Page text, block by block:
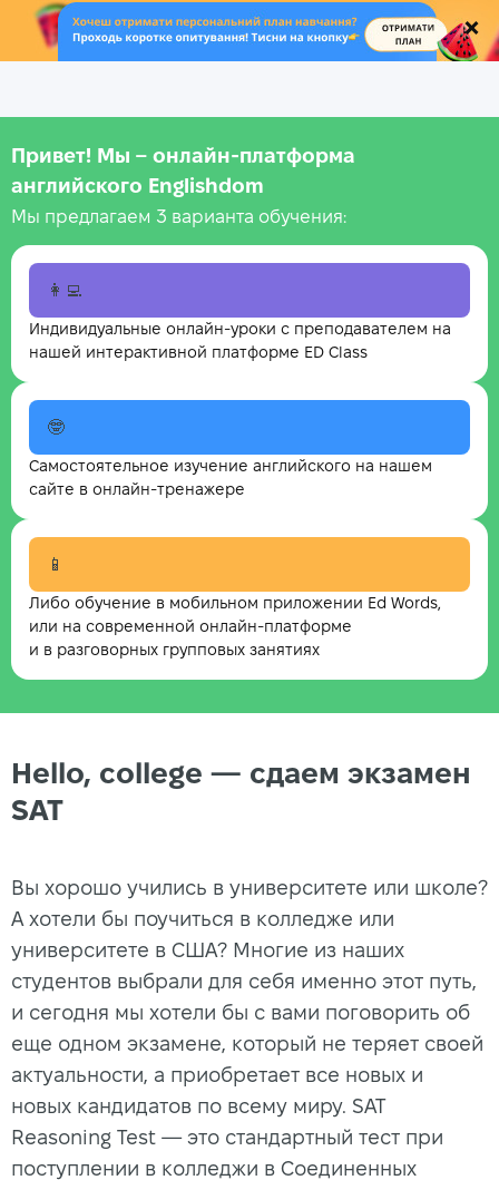
.
Привет! Мы – онлайн‑платформа
английского Englishdom
Мы предлагаем 3 варианта обучения:
👩‍💻
Индивидуальные онлайн-уроки с преподавателем на
нашей интерактивной платформе ED Class
🤓
Самостоятельное изучение английского на нашем
сайте в онлайн-тренажере
📱
Либо обучение в мобильном приложении Ed Words,
или на современной онлайн-платформе
и в разговорных групповых занятиях
Hello, college — сдаем экзамен
SAT
Вы хорошо учились в университете или школе?
А хотели бы поучиться в колледже или
университете в США? Многие из наших
студентов выбрали для себя именно этот путь,
и сегодня мы хотели бы с вами поговорить об
еще одном экзамене, который не теряет своей
актуальности, а приобретает все новых и
новых кандидатов по всему миру. SAT
Reasoning Test — это стандартный тест при
поступлении в колледжи в Соединенных